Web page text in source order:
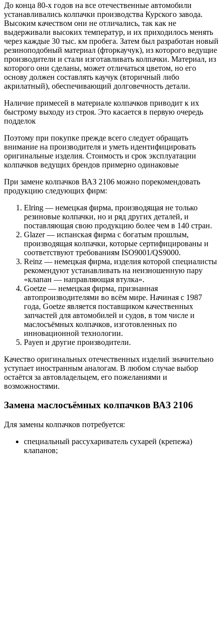
До конца 80-х годов на все отечественные автомобили
устанавливались колпачки производства Курского завода.
Высоким качеством они не отличались, так как не
выдерживали высоких температур, и их приходилось менять
через каждые 30 тыс. км пробега. Затем был разработан новый
резиноподобный материал (фторкаучук), из которого ведущие
производители и стали изготавливать колпачки. Материал, из
которого они сделаны, может отличаться цветом, но его
основу должен составлять каучук (вторичный либо
акрилатный), обеспечивающий долговечность детали.
Наличие примесей в материале колпачков приводит к их
быстрому выходу из строя. Это касается в первую очередь
подделок
Поэтому при покупке прежде всего следует обращать
внимание на производителя и уметь идентифицировать
оригинальные изделия. Стоимость и срок эксплуатации
колпачков ведущих брендов примерно одинаковые
При замене колпачков ВАЗ 2106 можно порекомендовать
продукцию следующих фирм:
Elring — немецкая фирма, производящая не только
резиновые колпачки, но и ряд других деталей, и
поставляющая свою продукцию более чем в 140 стран.
Glazer — испанская фирма с богатым прошлым,
производящая колпачки, которые сертифицированы и
соответствуют требованиям ISO9001/QS9000.
Reinz — немецкая фирма, изделия которой специалисты
рекомендуют устанавливать на неизношенную пару
«клапан — направляющая втулка».
Goetze — немецкая фирма, признанная
автопроизводителями во всём мире. Начиная с 1987
года, Goetze является поставщиком качественных
запчастей для автомобилей и судов, в том числе и
маслосъёмных колпачков, изготовленных по
инновационной технологии.
Payen и другие производители.
Качество оригинальных отечественных изделий значительно
уступает иностранным аналогам. В любом случае выбор
остаётся за автовладельцем, его пожеланиями и
возможностями.
Замена маслосъёмных колпачков ВАЗ 2106
Для замены колпачков потребуется:
специальный рассухариватель сухарей (крепежа)
клапанов;